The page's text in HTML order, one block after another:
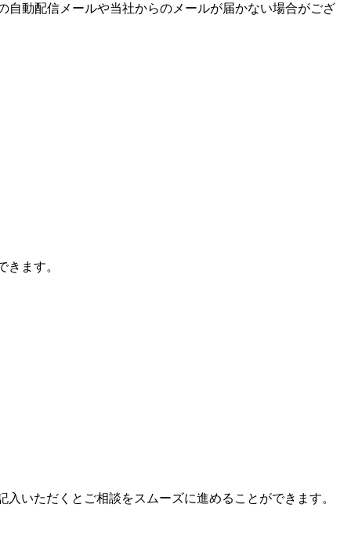
動配信メールや当社からのメールが届かない場合がござ
ます。
いただくとご相談をスムーズに進めることができます。